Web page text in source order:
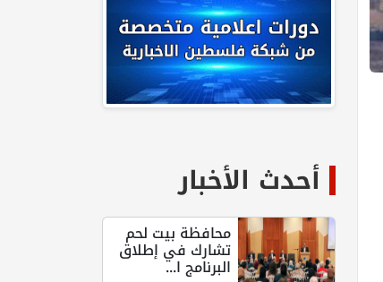
أحدث الأخبار
محافظة بيت لحم
تشارك في إطلاق
البرنامج ا...